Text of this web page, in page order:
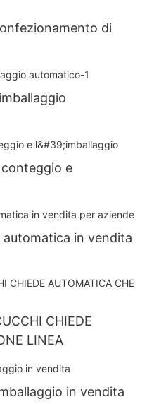
di
e
in vendita
CHIEDE
LINEA
in vendita